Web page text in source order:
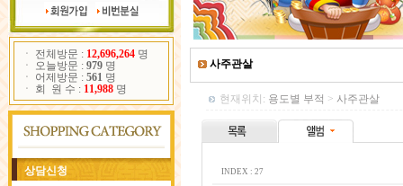
ㆍ 전체방문 : 12,696,264 명
ㆍ 오늘방문 : 979 명
ㆍ 어제방문 : 561 명
ㆍ 회 원 수 : 11,988 명
상담신청
사주관살
현재위치: 용도별 부적 > 사주관살
INDEX : 27